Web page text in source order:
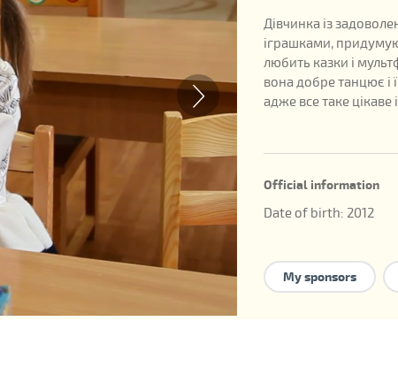
Дівчинка із
іграшками,
любить казки і
вона добре танцює і
адже все таке цікаве
Official information
Date of birth: 2012
Available family
guardianship,foster
My sponsors